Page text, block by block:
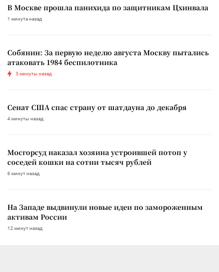
В Москве прошла панихида по защитникам Цхинвала
1 минута назад
Собянин: За первую неделю августа Москву пытались
атаковать 1984 беспилотника
3 минуты назад
Сенат США спас страну от шатдауна до декабря
4 минуты назад
Мосгорсуд наказал хозяина устроившей потоп у
соседей кошки на сотни тысяч рублей
6 минут назад
На Западе выдвинули новые идеи по замороженным
активам России
12 минут назад